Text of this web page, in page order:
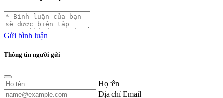
Gửi bình luận
Thông tin người gửi
Họ tên
Địa chỉ Email